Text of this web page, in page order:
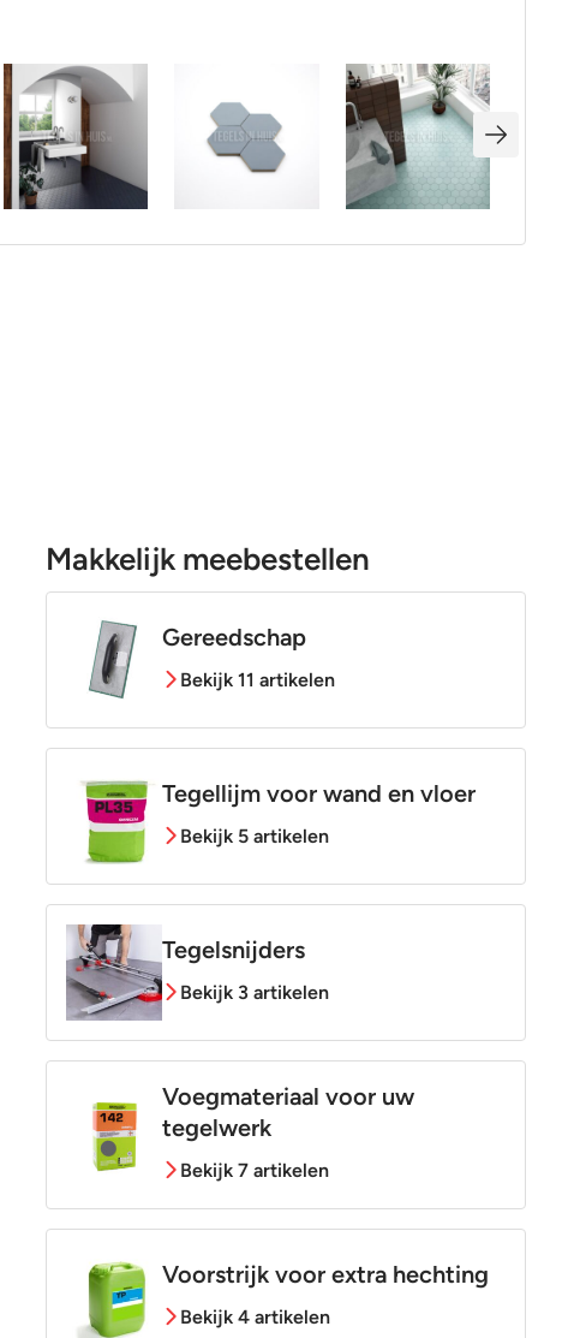
Makkelijk meebestellen
Gereedschap
Bekijk 11 artikelen
Tegellijm voor wand en vloer
Bekijk 5 artikelen
Tegelsnijders
Bekijk 3 artikelen
Voegmateriaal voor uw
tegelwerk
Bekijk 7 artikelen
Voorstrijk voor extra hechting
Bekijk 4 artikelen